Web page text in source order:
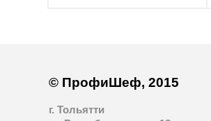
© ПрофиШеф, 2015
г. Тольятти